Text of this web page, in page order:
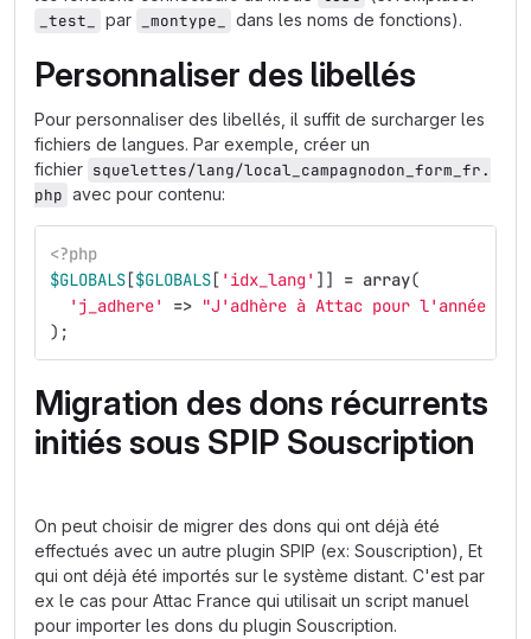
_test_
par _montype_ dans les noms de fonctions).
Personnaliser des libellés
Pour personnaliser des libellés, il suffit de surcharger les
fichiers de langues. Par exemple, créer un
fichier squelettes/lang/local_campagnodon_form_fr.
php avec pour contenu:
<?php
$GLOBALS[$GLOBALS[ 'idx_lang' ]] = array(
'j_adhere'
=> "J'adhère à Attac pour l'année
);
Migration des dons récurrents
initiés sous SPIP Souscription
On peut choisir de migrer des dons qui ont déjà été
effectués avec un autre plugin SPIP (ex: Souscription), Et
qui ont déjà été importés sur le système distant. C'est par
ex le cas pour Attac France qui utilisait un script manuel
pour importer les dons du plugin Souscription.